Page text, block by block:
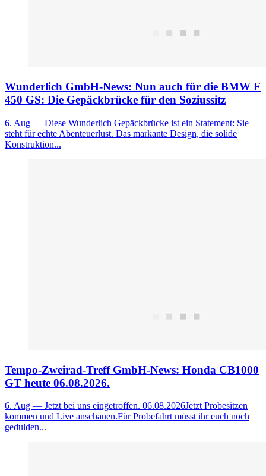
Wunderlich GmbH-News: Nun auch für die BMW F
450 GS: Die Gepäckbrücke für den Soziussitz
6. Aug — Diese Wunderlich Gepäckbrücke ist ein Statement: Sie
steht für echte Abenteuerlust. Das markante Design, die solide
Konstruktion...
Tempo-Zweirad-Treff GmbH-News: Honda CB1000
GT heute 06.08.2026.
6. Aug — Jetzt bei uns eingetroffen. 06.08.2026Jetzt Probesitzen
kommen und Live anschauen.Für Probefahrt müsst ihr euch noch
gedulden...